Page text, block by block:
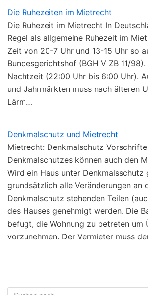
Die Ruhezeiten im Mietrecht
Die Ruhezeit im Mietrecht In
Regel als allgemeine Ruhezeit im
Zeit von 20-7 Uhr und 13-15 Uhr so
Bundesgerichtshof (BGH V ZB 11/
Nachtzeit (22:00 Uhr bis 6:00 Uhr).
und Jahrmärkten muss nach älteren
Lärm…
Denkmalschutz und Mietrecht
Mietrecht: Denkmalschutz
Denkmalschutzes können auch den
Wird ein Haus unter Denkmalsschutz
grundsätzlich alle Veränderungen an
Denkmalschutz stehenden Teilen
des Hauses genehmigt werden. Die
befugt, die Wohnung zu betreten um
vorzunehmen. Der Vermieter muss